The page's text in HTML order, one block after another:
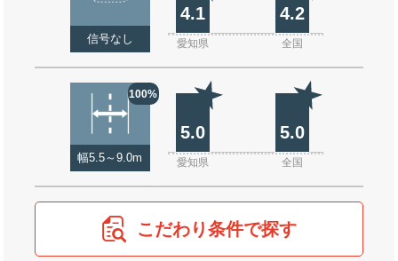
信号なし
4.1 4.2
愛知県 全国
100%
幅5.5～9.0m
5.0 5.0
愛知県 全国
こだわり条件で探す